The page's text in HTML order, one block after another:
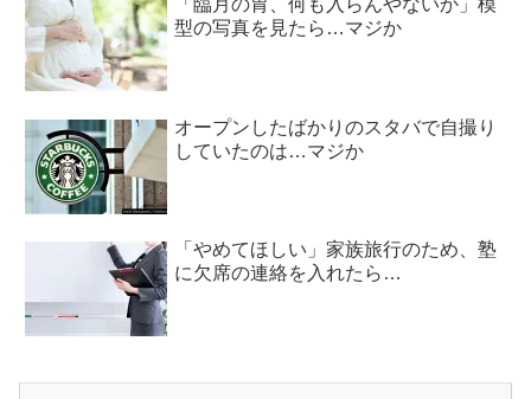
「臨月の胃、何も入らんやないか」模
型の写真を見たら…マジか
オープンしたばかりのスタバで自撮り
していたのは…マジか
「やめてほしい」家族旅行のため、塾
に欠席の連絡を入れたら…